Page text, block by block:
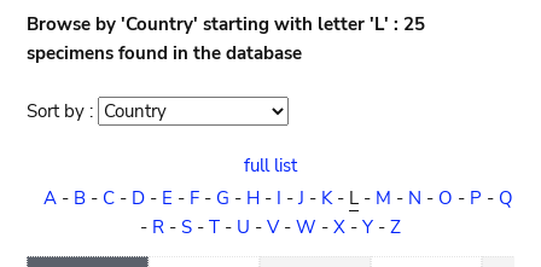
Browse by 'Country' starting with letter 'L' : 25
specimens found in the database
Sort by : Sort
full list
A- B- C- D- E - F- G - H- I -J - K- L- M - N - O - P - Q
- R - S - T - U - V- W - X - Y - Z